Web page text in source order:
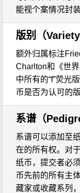
能视个案情况封装
版别（Variety
额外归属标注
Charlton和《世
中所有的“f”荧光
币是否为认可的
系谱（
系谱可以添加至
在的所有权。对
纸币，提交者必
币先前的所有主
藏家或收藏系列